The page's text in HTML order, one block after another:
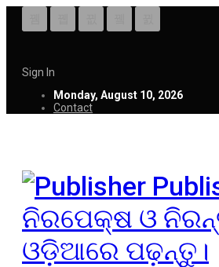
Sign In
Monday, August 10, 2026
Contact
ନିରପେକ୍ଷ ଓ
ଓଡ଼ିଆରେ ପଢ଼ନ୍ତୁ।